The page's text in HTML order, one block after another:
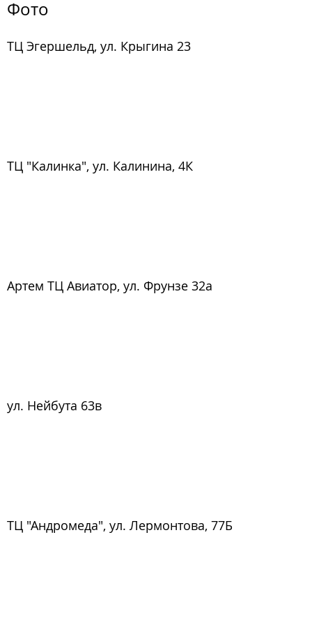
Фото
ТЦ Эгершельд, ул. Крыгина 23
ТЦ "Калинка", ул. Калинина, 4К
Артем ТЦ Авиатор, ул. Фрунзе 32а
ул. Нейбута 63в
ТЦ "Андромеда", ул. Лермонтова, 77Б